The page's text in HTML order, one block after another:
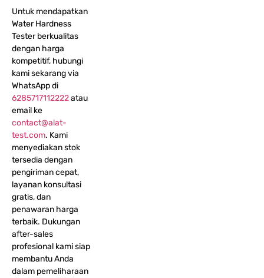
Untuk mendapatkan
Water Hardness
Tester berkualitas
dengan harga
kompetitif, hubungi
kami sekarang via
WhatsApp di
6285717112222atau
email ke
contact@alat-
test.com. Kami
menyediakan stok
tersedia dengan
pengiriman cepat,
layanan konsultasi
gratis, dan
penawaran harga
terbaik. Dukungan
after-sales
profesional kami siap
membantu Anda
dalam pemeliharaan